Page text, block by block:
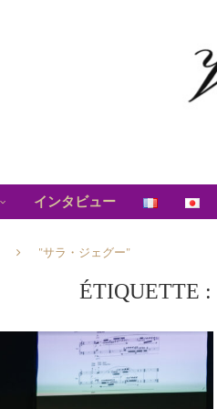
インタビュー
"サラ・ジェグー"
ÉTIQUETTE :